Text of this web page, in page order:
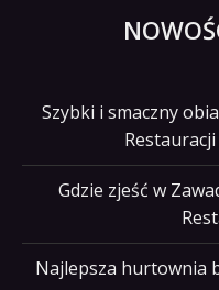
Szybki i smaczny
Gdzie zjeść w
Najlepsza hurtownia